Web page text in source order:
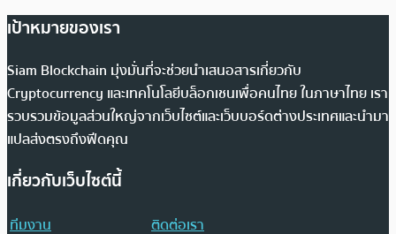
เป้าหมายของเรา
Siam Blockchain มุ่งมั่นที่จะช่วยนำเสนอสารเกี่ยวกับ
Cryptocurrency และเทคโนโลยีบล็อกเชนเพื่อคนไทย ในภาษาไทย เรา
รวบรวมข้อมูลส่วนใหญ่จากเว็บไซต์และเว็บบอร์ดต่างประเทศและนำมา
แปลส่งตรงถึงฟีดคุณ
เกี่ยวกับเว็บไซต์นี้
ทีมงาน
ติดต่อเรา